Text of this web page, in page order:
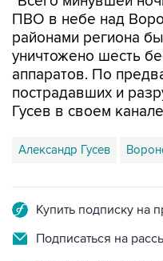
районами региона
уничтожено шесть
аппаратов. По
пострадавших и
Гусев в своем
Александр Гусев
Подписаться на
Получать